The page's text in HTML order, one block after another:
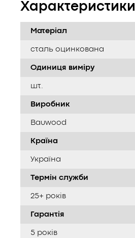
Характеристики
Матеріал
сталь оцинкована
Одиниця виміру
шт.
Виробник
Bauwood
Країна
Україна
Термін служби
25+ років
Гарантія
5 років